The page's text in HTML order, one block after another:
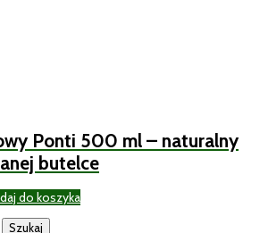
Ponti 500 ml – naturalny
butelce
do koszyka